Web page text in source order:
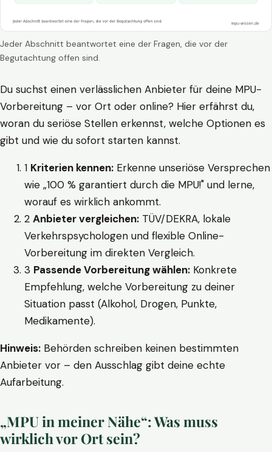
Jeder Abschnitt beantwortet eine der Fragen, die vor der
Begutachtung offen sind.
Du suchst einen verlässlichen Anbieter für deine MPU-
Vorbereitung – vor Ort oder online? Hier erfährst du,
woran du seriöse Stellen erkennst, welche Optionen es
gibt und wie du sofort starten kannst.
1 Kriterien kennen: Erkenne unseriöse Versprechen
wie „100 % garantiert durch die MPU!" und lerne,
worauf es wirklich ankommt.
2 Anbieter vergleichen: TÜV/DEKRA, lokale
Verkehrspsychologen und flexible Online-
Vorbereitung im direkten Vergleich.
3 Passende Vorbereitung wählen: Konkrete
Empfehlung, welche Vorbereitung zu deiner
Situation passt (Alkohol, Drogen, Punkte,
Medikamente).
Hinweis: Behörden schreiben keinen bestimmten
Anbieter vor – den Ausschlag gibt deine echte
Aufarbeitung.
„MPU in meiner Nähe“: Was muss
wirklich vor Ort sein?